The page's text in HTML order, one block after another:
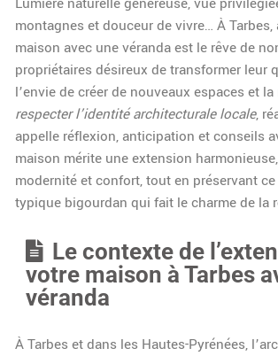
montagnes et douceur de vivre… À Tarbes,
maison avec une véranda est le rêve de
propriétaires désireux de transformer leur
l’envie de créer de nouveaux espaces et
respecter l’identité architecturale locale,
appelle réflexion, anticipation et conseils
maison mérite une extension
modernité et confort, tout en préservant
typique bigourdan qui fait le charme de la
Le contexte de
votre maison à Tarbes
véranda
À Tarbes et dans les Hautes-Pyrénées,